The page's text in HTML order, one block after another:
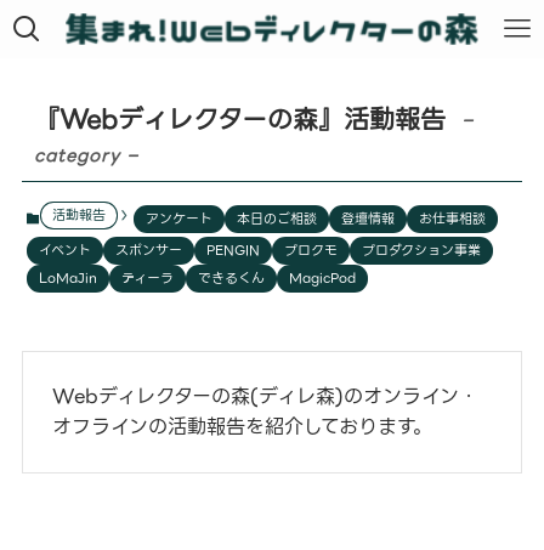
『Webディレクターの森』活動報告
–
category –
活動報告 アンケート 本日のご相談 登壇情報
お仕事相談
イベント
スポンサー PENGIN プロクモ
プロダクション事業
LoMaJin
ティーラ できるくん MagicPod
Webディレクターの森(ディレ森)のオンライン・
オフラインの活動報告を紹介しております。